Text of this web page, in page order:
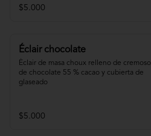
$5.000
Éclair chocolate
Éclair de masa choux relleno de cremoso
de chocolate 55 % cacao y cubierta de
glaseado
$5.000